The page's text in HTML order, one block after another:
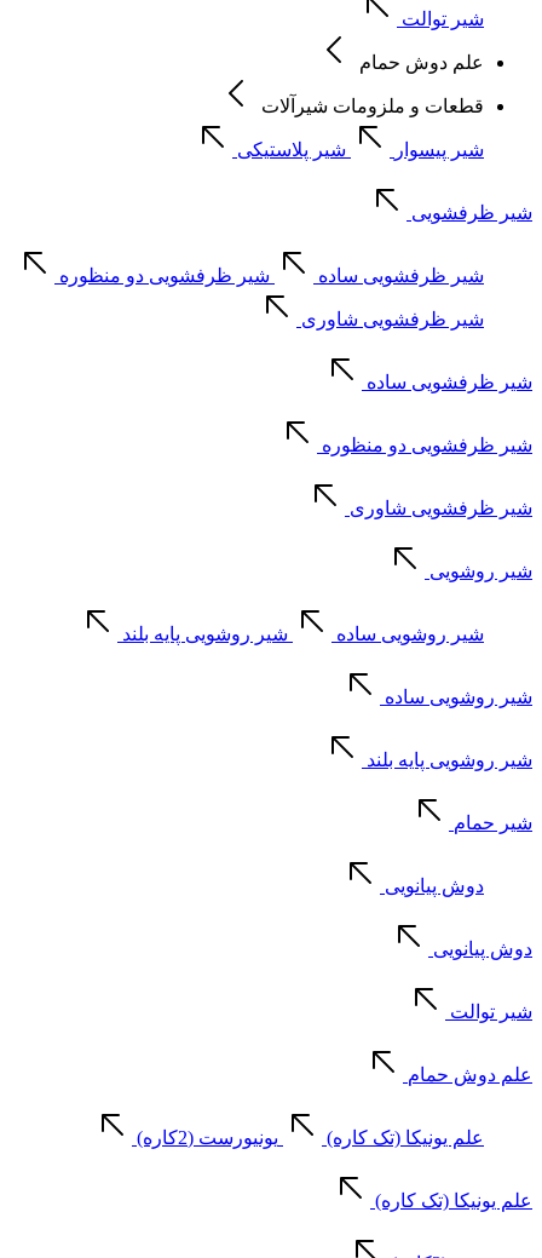
شیر توالت
علم دوش حمام
قطعات و ملزومات شیرآلات
شیر پیسوار شیر پلاستیکی
شیر ظرفشویی
شیر ظرفشویی ساده شیر ظرفشویی دو منظوره
شیر ظرفشویی شاوری
شیر ظرفشویی ساده
شیر ظرفشویی دو منظوره
شیر ظرفشویی شاوری
شیر روشویی
شیر روشویی ساده شیر روشویی پایه بلند
شیر روشویی ساده
شیر روشویی پایه بلند
شیر حمام
دوش پیانویی
دوش پیانویی
شیر توالت
علم دوش حمام
علم یونیکا (تک کاره) یونیورست (2کاره)
علم یونیکا (تک کاره)